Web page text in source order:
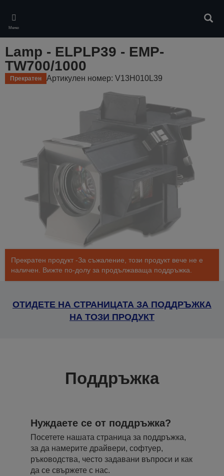
main
content
Меню
Lamp - ELPLP39 - EMP-
TW700/1000
Прекратен Артикулен номер: V13H010L39
Прекратен продукт -За съжаление, този продукт вече не е
наличен. Вижте по-долу за продължаваща поддръжка.
ОТИДЕТЕ НА СТРАНИЦАТА ЗА ПОДДРЪЖКА
НА ТОЗИ ПРОДУКТ
Поддръжка
Нуждаете се от поддръжка?
Посетете нашата страница за поддръжка,
за да намерите драйвери, софтуер,
ръководства, често задавани въпроси и как
да се свържете с нас.